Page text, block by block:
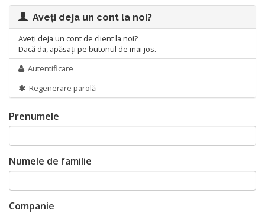
Aveți deja un cont la noi?
Aveți deja un cont de client la noi?
Dacă da, apăsați pe butonul de mai jos.
Autentificare
Regenerare parolă
Prenumele
Numele de familie
Companie